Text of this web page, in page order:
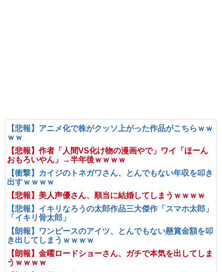
【悲報】アニメ化で株がクッソ上がった作品がこちらｗｗ
ｗｗ
【悲報】作者「人間VS化け物の漫画やで」ワイ「ほーん
おもろいやん」→半年後ｗｗｗｗ
【衝撃】カイジのトネガワさん、とんでもない年収を叩き
出すｗｗｗｗ
【悲報】美人声優さん、順当に結婚してしまうｗｗｗｗ
【悲報】イキリなろうの太郎作品三大傑作「スマホ太郎」
「イキリ骨太郎」
【朗報】ワンピースのアイツ、とんでもない懸賞金額を叩
き出してしまうｗｗｗｗ
【朗報】金曜ロードショーさん、ガチで本気を出してしま
うｗｗｗｗ